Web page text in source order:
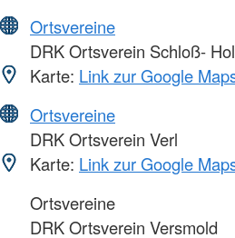
Ortsvereine
DRK Ortsverein Schloß-
Karte: Link zur Google
Ortsvereine
DRK Ortsverein Verl
Karte: Link zur Google
Ortsvereine
DRK Ortsverein Versmold